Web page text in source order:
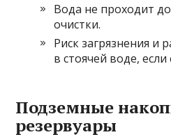
Вода не проходит
очистки.
Риск загрязнения и
в стоячей воде,
Подземные
резервуары